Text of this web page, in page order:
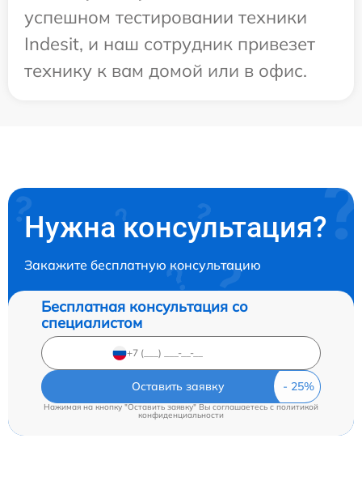
успешном тестировании техники
Indesit, и наш сотрудник привезет
технику к вам домой или в офис.
Нужна консультация?
Закажите бесплатную консультацию
Бесплатная консультация со
специалистом
Оставить заявку
Нажимая на кнопку "Оставить заявку" Вы соглашаетесь cполитикой
конфиденциальности